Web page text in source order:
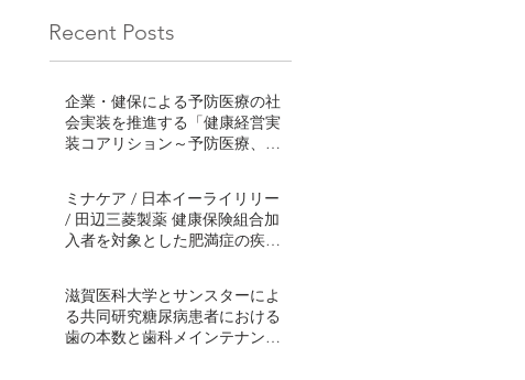
Recent Posts
企業・健保による予防医療の社
会実装を推進する「健康経営実
装コアリション～予防医療、肥
ミナケア / 日本イーライリリー
/ 田辺三菱製薬 健康保険組合加
入者を対象とした肥満症の疾患
ラムで社会実装モデル構築を目
指す～
滋賀医科大学とサンスターによ
る共同研究糖尿病患者における
歯の本数と歯科メインテナンス